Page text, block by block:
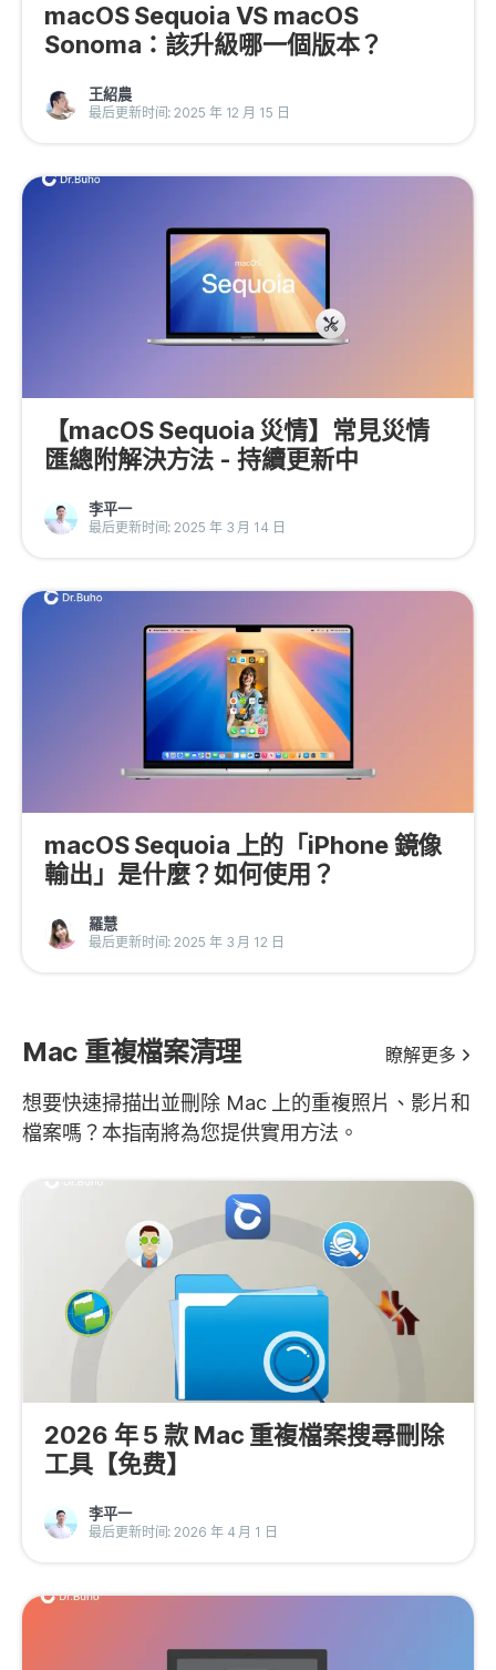
macOS Sequoia VS macOS
Sonoma：該升級哪一個版本？
王紹農
最后更新时间: 2025 年 12 月 15 日
【macOS Sequoia 災情】常見災情
匯總附解決方法 - 持續更新中
李平一
最后更新时间: 2025 年 3 月 14 日
macOS Sequoia 上的「iPhone 鏡像
輸出」是什麼？如何使用？
羅慧
最后更新时间: 2025 年 3 月 12 日
Mac 重複檔案清理 瞭解更多
想要快速掃描出並刪除 Mac 上的重複照片、影片和
檔案嗎？本指南將為您提供實用方法。
2026 年 5 款 Mac 重複檔案搜尋刪除
工具【免费】
李平一
最后更新时间: 2026 年 4 月 1 日